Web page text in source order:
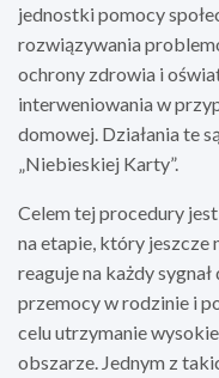
jednostki pomocy
rozwiązywania
ochrony zdrowia i
interweniowania w
domowej. Działania te
„Niebieskiej Karty”.
Celem tej procedury
na etapie, który jeszcze
reaguje na każdy
przemocy w rodzinie i
celu utrzymanie
obszarze. Jednym z